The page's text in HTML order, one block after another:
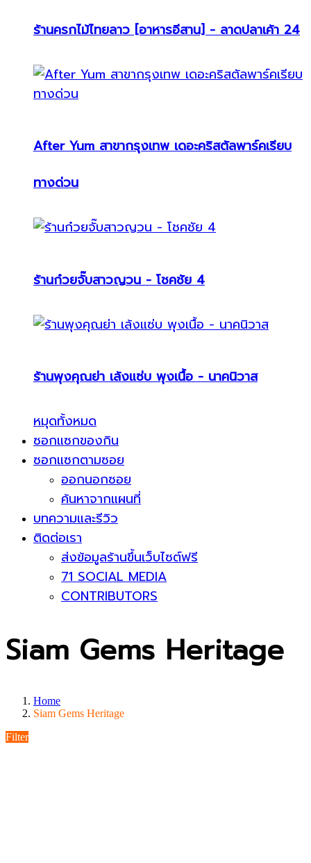
ร้านครกไม้ไทยลาว [อาหารอีสาน] - ลาดปลาเค้า 24
After Yum สาขากรุงเทพ เดอะคริสตัลพาร์คเรียบ
ทางด่วน
ร้านก๋วยจั๊บสาวญวน - โชคชัย 4
ร้านพุงคุณย่า เล้งแซ่บ พุงเนื้อ - นาคนิวาส
หมุดทั้งหมด
ซอกแซกของกิน
ซอกแซกตามซอย
ออกนอกซอย
ค้นหาจากแผนที่
บทความและรีวิว
ติดต่อเรา
ส่งข้อมูลร้านขึ้นเว็บไซต์ฟรี
71 SOCIAL MEDIA
CONTRIBUTORS
Siam Gems Heritage
Home
Siam Gems Heritage
Filter